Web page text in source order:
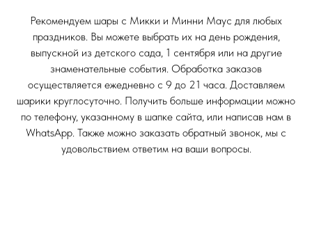
Рекомендуем шары с Микки и Минни Маус для любых
праздников. Вы можете выбрать их на день рождения,
выпускной из детского сада, 1 сентября или на другие
знаменательные события. Обработка заказов
осуществляется ежедневно с 9 до 21 часа. Доставляем
шарики круглосуточно. Получить больше информации можно
по телефону, указанному в шапке сайта, или написав нам в
WhatsApp. Также можно заказать обратный звонок, мы с
удовольствием ответим на ваши вопросы.